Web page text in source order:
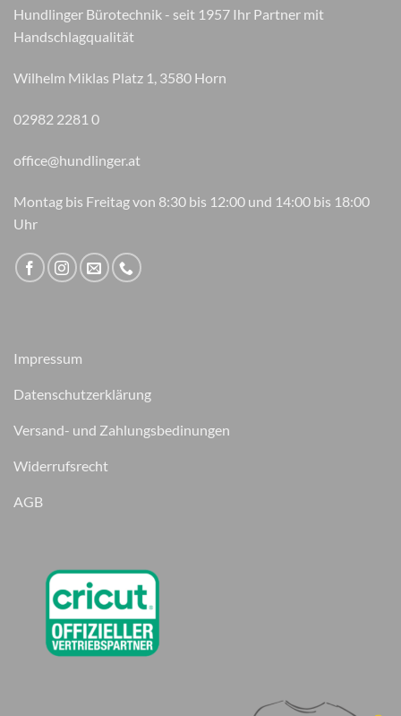
auf
der
gewählt
Hundlinger Bürotechnik - seit 1957 Ihr Partner mit
Handschlagqualität
Wilhelm Miklas Platz 1, 3580 Horn
02982 2281 0
office@hundlinger.at
Montag bis Freitag von 8:30 bis 12:00 und 14:00 bis 18:00
Uhr
Impressum
Datenschutzerklärung
Versand- und Zahlungsbedinungen
Widerrufsrecht
AGB